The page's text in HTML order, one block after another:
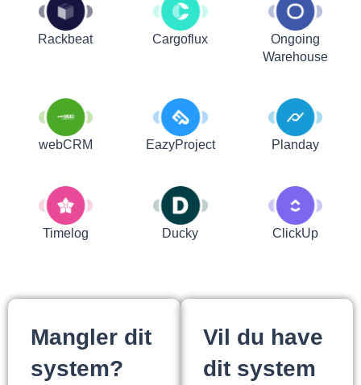
Rackbeat Cargoflux
Ongoing
Warehouse
webCRM EazyProject Planday
Timelog Ducky ClickUp
Mangler dit
system?
Vil du have
dit system